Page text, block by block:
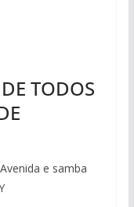
TODOS
e samba